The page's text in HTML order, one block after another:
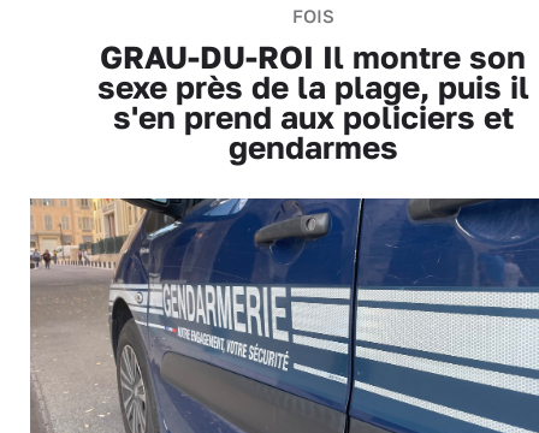
FOIS
GRAU-DU-ROI Il montre son
sexe près de la plage, puis il
s'en prend aux policiers et
gendarmes